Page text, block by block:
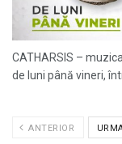
CATHARSIS –
de luni până vineri,
ANTERIOR